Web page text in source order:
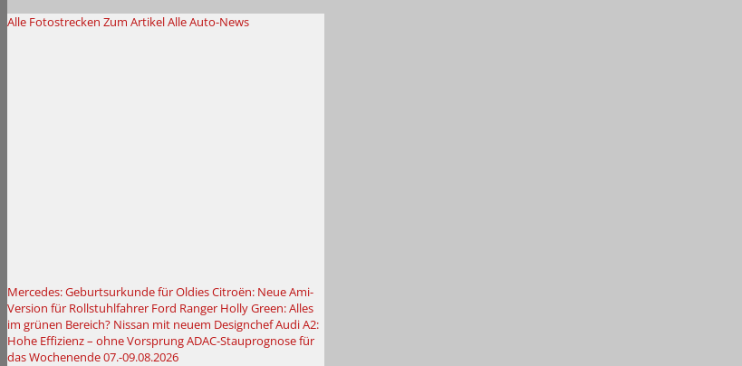
Alle Fotostrecken Zum ArtikelAlle Auto-News
Mercedes: Geburtsurkunde für OldiesCitroën: Neue Ami-
Version für Rollstuhlfahrer Ford Ranger Holly Green: Alles
im grünen Bereich? Nissan mit neuem DesignchefAudi A2:
Hohe Effizienz – ohne VorsprungADAC-Stauprognose für
das Wochenende 07.-09.08.2026